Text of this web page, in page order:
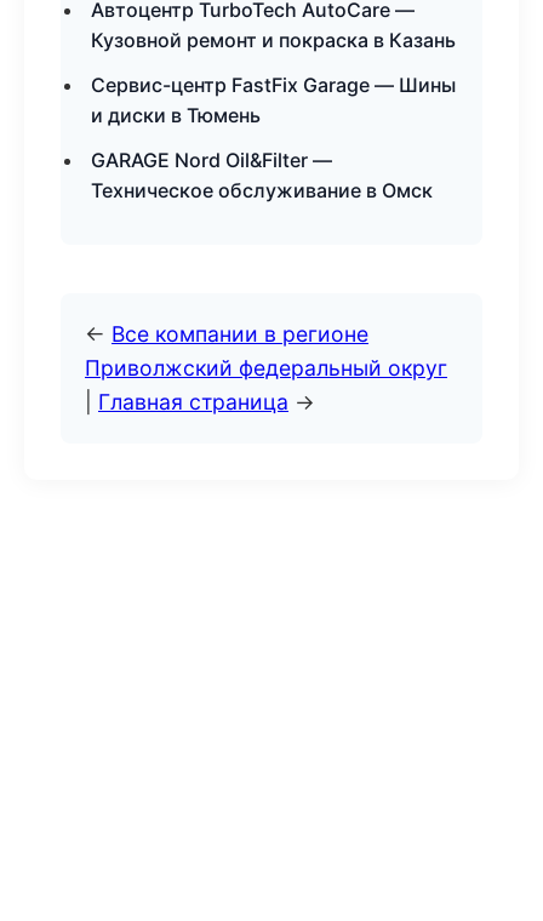
Автоцентр TurboTech AutoCare —
Кузовной ремонт и покраска в Казань
Сервис-центр FastFix Garage — Шины
и диски в Тюмень
GARAGE Nord Oil&Filter —
Техническое обслуживание в Омск
← Все компании в регионе
Приволжский федеральный округ
Главная страница →